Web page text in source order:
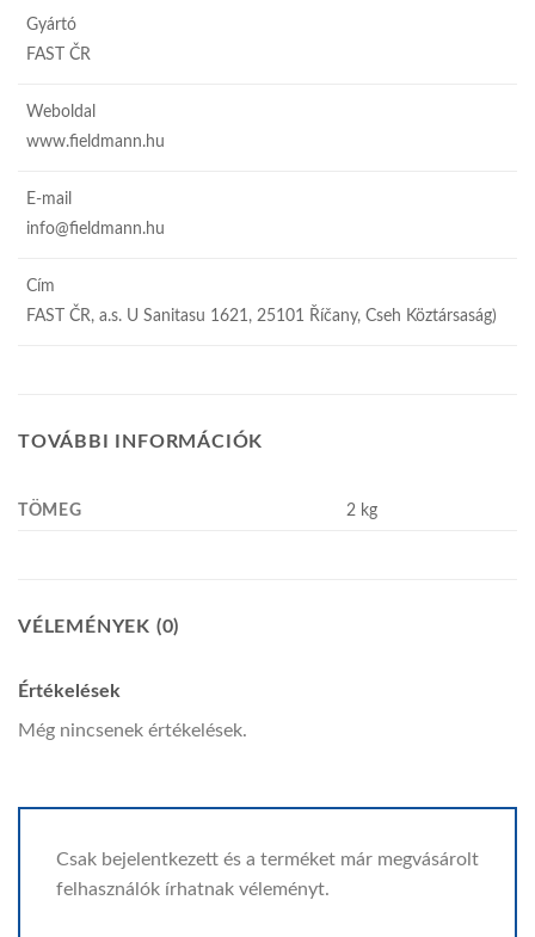
Gyártó
FAST ČR
Weboldal
www.fieldmann.hu
E-mail
info@fieldmann.hu
Cím
FAST ČR, a.s. U Sanitasu 1621, 25101 Říčany, Cseh Köztársaság)
TOVÁBBI INFORMÁCIÓK
TÖMEG 2 kg
VÉLEMÉNYEK (0)
Értékelések
Még nincsenek értékelések.
Csak bejelentkezett és a terméket már megvásárolt
felhasználók írhatnak véleményt.